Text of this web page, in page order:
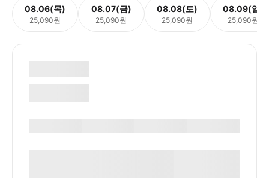
08.06(목)
25,090원
08.07(금)
25,090원
08.08(토)
25,090원
08.09(일)
25,090원